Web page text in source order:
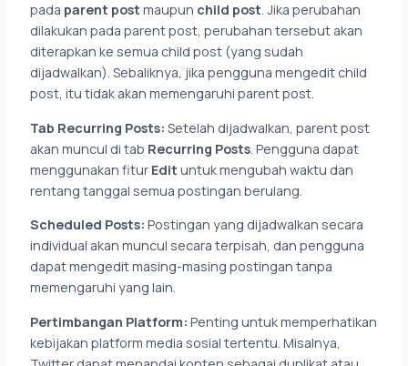
pada parent post maupun child post. Jika perubahan
dilakukan pada parent post, perubahan tersebut akan
diterapkan ke semua child post (yang sudah
dijadwalkan). Sebaliknya, jika pengguna mengedit child
post, itu tidak akan memengaruhi parent post.
Tab Recurring Posts:Setelah dijadwalkan, parent post
akan muncul di tab Recurring Posts. Pengguna dapat
menggunakan fitur Edit untuk mengubah waktu dan
rentang tanggal semua postingan berulang.
Scheduled Posts:Postingan yang dijadwalkan secara
individual akan muncul secara terpisah, dan pengguna
dapat mengedit masing-masing postingan tanpa
memengaruhi yang lain.
Pertimbangan Platform:Penting untuk memperhatikan
kebijakan platform media sosial tertentu. Misalnya,